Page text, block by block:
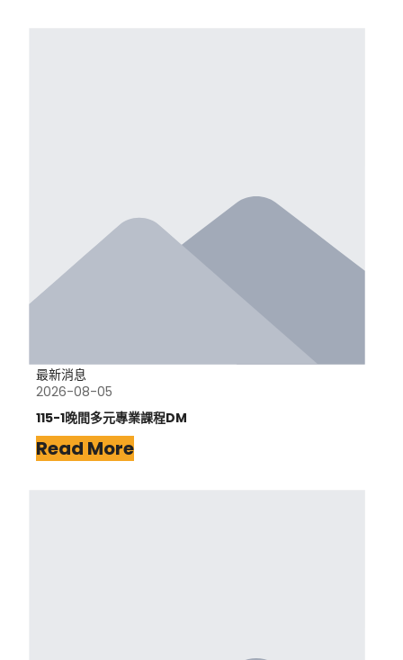
最新消息
2026-08-05
115-1晚間多元專業課程DM
Read More